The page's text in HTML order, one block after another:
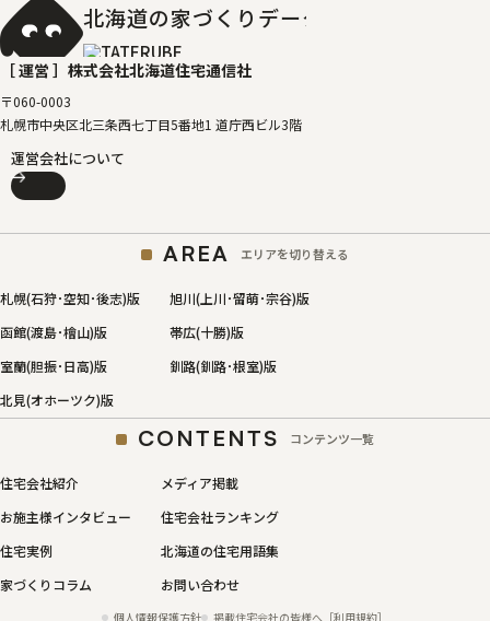
北海道の家づくりデータベース
［ 運営 ］ 株式会社北海道住宅通信社
〒060-0003
札幌市中央区北三条西七丁目5番地1 道庁西ビル3階
運営会社について
AREA エリアを切り替える
札幌(石狩･空知･後志)版
旭川(上川･留萌･宗谷)版
函館(渡島･檜山)版
帯広(十勝)版
室蘭(胆振･日高)版
釧路(釧路･根室)版
北見(オホーツク)版
CONTENTS コンテンツ一覧
住宅会社紹介
メディア掲載
お施主様インタビュー
住宅会社ランキング
住宅実例
北海道の住宅用語集
家づくりコラム
お問い合わせ
個人情報保護方針 掲載住宅会社の皆様へ［利用規約］